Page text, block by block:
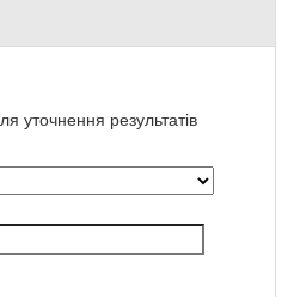
уточнення результатів